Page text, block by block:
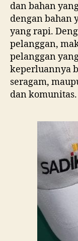
dan bahan
dengan bahan
yang rapi.
pelanggan,
pelanggan
keperluannya
seragam,
dan komunitas.